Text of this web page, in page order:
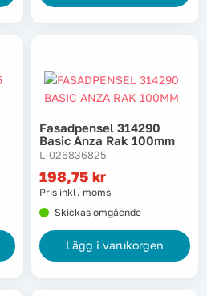
Fasadpensel 314290
Basic Anza Rak 100mm
L-026836825
198,75 kr
Pris inkl. moms
Skickas omgående
Lägg i varukorgen